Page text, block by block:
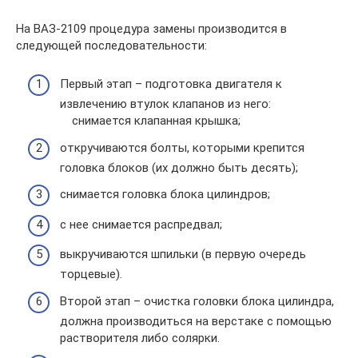
На ВАЗ-2109 процедура замены производится в
следующей последовательности:
Первый этап – подготовка двигателя к
извлечению втулок клапанов из него:
снимается клапанная крышка;
откручиваются болты, которыми крепится
головка блоков (их должно быть десять);
снимается головка блока цилиндров;
с нее снимается распредвал;
выкручиваются шпильки (в первую очередь
торцевые).
Второй этап – очистка головки блока цилиндра,
должна производиться на верстаке с помощью
растворителя либо солярки.